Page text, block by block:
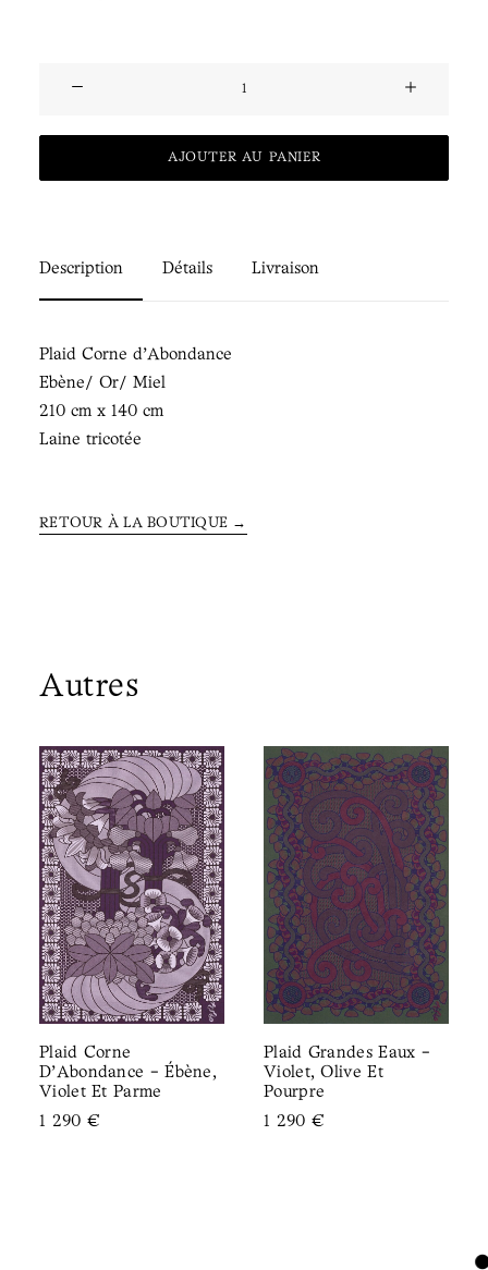
d'Abondance
Miel Quantité
AJOUTER AU PANIER
Description Détails Livraison
Plaid Corne d'Abondance
Ebène/ Or/ Miel
210 cm x 140 cm
Laine tricotée
RETOUR À LA BOUTIQUE →
Autres
Plaid Corne
D'Abondance - Ébène,
Violet Et Parme
1 290 €
Plaid Grandes Eaux -
Violet, Olive Et
Pourpre
1 290 €